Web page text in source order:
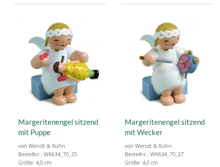
Margeritenengel sitzend
mit Puppe
von Wendt & Kühn
Bestellnr.: WK634_70_25
Größe: 4,0 cm
Margeritenengel sitzend
mit Wecker
von Wendt & Kühn
Bestellnr.: WK634_70_27
Größe: 4,0 cm